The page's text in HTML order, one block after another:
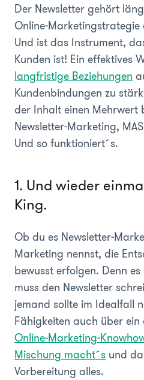
Der Newsletter gehört
Online-Marketingstrategie
Und ist das Instrument,
Kunden ist! Ein effektives
langfristige Beziehungen
Kundenbindungen zu
der Inhalt einen Mehrwert
Newsletter-Marketing,
Und so funktioniert´s.
1. Und wieder
King.
Ob du es Newsletter-
Marketing nennst, die
bewusst erfolgen. Denn
muss den Newsletter
jemand sollte im Idealfall
Fähigkeiten auch über ein
Online-Marketing-
Mischung macht´s und
Vorbereitung alles.